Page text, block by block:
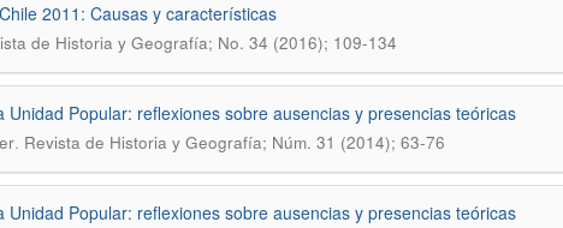
2011: Causas y caracterí­sticas
de Historia y Geografí­a; No. 34 (2016); 109-134
Unidad Popular: reflexiones sobre ausencias y presencias teóricas
. Revista de Historia y Geografía; Núm. 31 (2014); 63-76
Unidad Popular: reflexiones sobre ausencias y presencias teóricas